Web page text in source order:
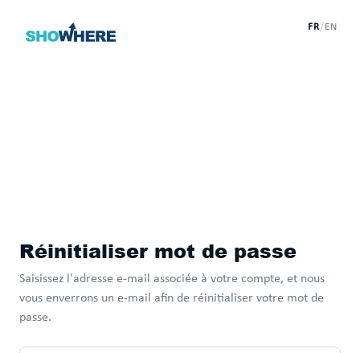
FR/EN
Réinitialiser mot de passe
Saisissez l'adresse e-mail associée à votre compte, et nous
vous enverrons un e-mail afin de réinitialiser votre mot de
passe.